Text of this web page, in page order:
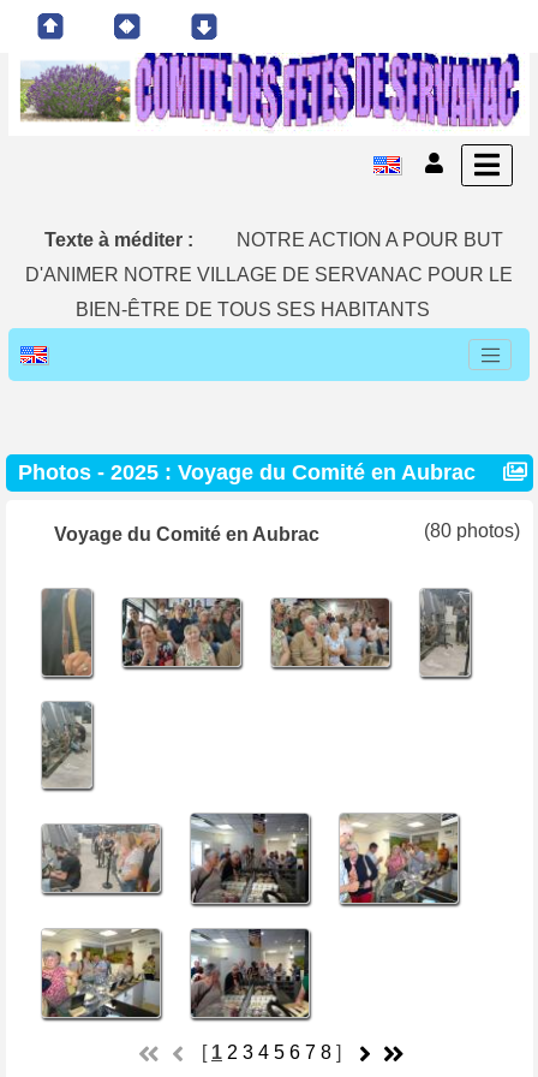
Texte à méditer :
NOTRE ACTION A POUR BUT
D'ANIMER NOTRE VILLAGE DE SERVANAC POUR LE
BIEN-ÊTRE DE TOUS SES HABITANTS
Photos - 2025 : Voyage du Comité en Aubrac
Voyage du Comité en Aubrac (80 photos)
[ 1 2 3 4 5 6 7 8 ]